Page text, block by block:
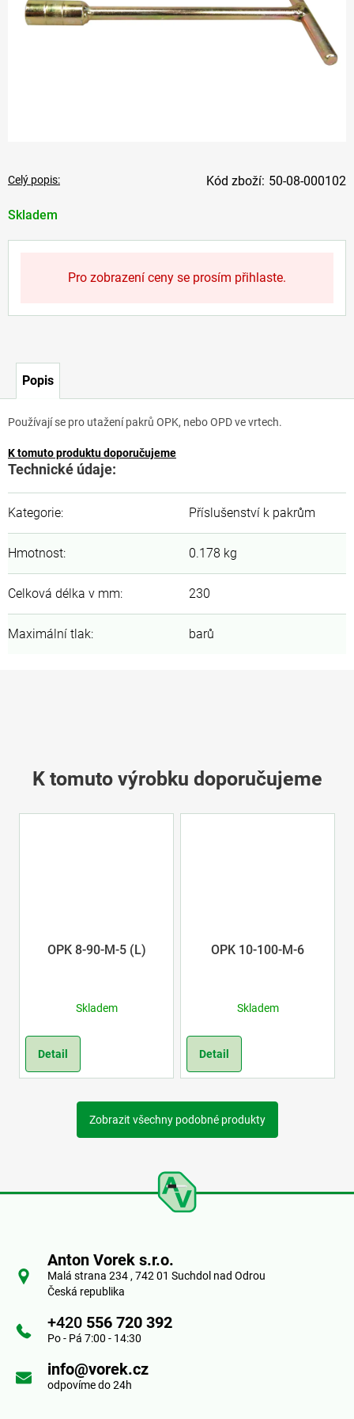
Skladem
Celý popis: 50-08-000102
Pro zobrazení ceny se prosím přihlaste.
Popis
Používají se pro utažení pakrů OPK, nebo OPD ve vrtech.
K tomuto produktu doporučujeme
Technické údaje:
Kategorie: Příslušenství k pakrům
Hmotnost: 0.178 kg
Celková délka v mm: 230
Maximální tlak: barů
K tomuto výrobku doporučujeme
OPK 8-90-M-5 (L)
Skladem
Detail
OPK 10-100-M-6
Skladem
Detail
Zobrazit všechny podobné produkty
Anton Vorek s.r.o.
Malá strana 234 , 742 01 Suchdol nad Odrou
Česká republika
+420 556 720 392
Po - Pá 7:00 - 14:30
info@vorek.cz
odpovíme do 24h